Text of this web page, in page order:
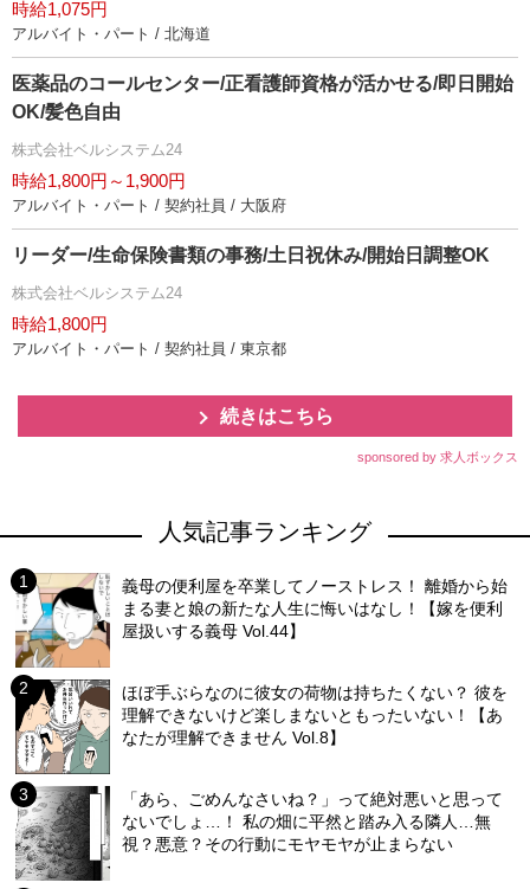
時給1,075円
アルバイト・パート / 北海道
医薬品のコールセンター/正看護師資格が活かせる/即日開始
OK/髪色自由
株式会社ベルシステム24
時給1,800円～1,900円
アルバイト・パート / 契約社員 / 大阪府
リーダー/生命保険書類の事務/土日祝休み/開始日調整OK
株式会社ベルシステム24
時給1,800円
アルバイト・パート / 契約社員 / 東京都
続きはこちら
sponsored by 求人ボックス
人気記事ランキング
義母の便利屋を卒業してノーストレス！ 離婚から始
まる妻と娘の新たな人生に悔いはなし！【嫁を便利
屋扱いする義母 Vol.44】
ほぼ手ぶらなのに彼女の荷物は持ちたくない？ 彼を
理解できないけど楽しまないともったいない！【あ
なたが理解できません Vol.8】
「あら、ごめんなさいね？」って絶対悪いと思って
ないでしょ…！ 私の畑に平然と踏み入る隣人…無
視？悪意？その行動にモヤモヤが止まらない